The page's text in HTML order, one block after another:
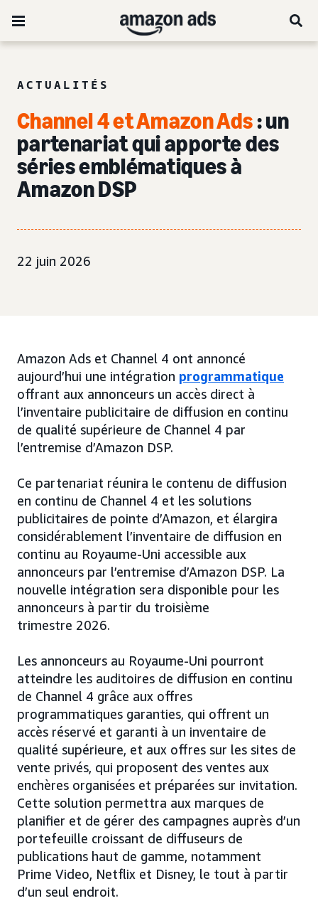
ACTUALITÉS
Channel 4 et Amazon Ads: un
partenariat qui apporte des
séries emblématiques à
Amazon DSP
22 juin 2026
Amazon Ads et Channel 4 ont annoncé
aujourd’hui une intégration programmatique
offrant aux annonceurs un accès direct à
l’inventaire publicitaire de diffusion en continu
de qualité supérieure de Channel 4 par
l’entremise d’Amazon DSP.
Ce partenariat réunira le contenu de diffusion
en continu de Channel 4 et les solutions
publicitaires de pointe d’Amazon, et élargira
considérablement l’inventaire de diffusion en
continu au Royaume-Uni accessible aux
annonceurs par l’entremise d’Amazon DSP. La
nouvelle intégration sera disponible pour les
annonceurs à partir du troisième
trimestre 2026.
Les annonceurs au Royaume-Uni pourront
atteindre les auditoires de diffusion en continu
de Channel 4 grâce aux offres
programmatiques garanties, qui offrent un
accès réservé et garanti à un inventaire de
qualité supérieure, et aux offres sur les sites de
vente privés, qui proposent des ventes aux
enchères organisées et préparées sur invitation.
Cette solution permettra aux marques de
planifier et de gérer des campagnes auprès d’un
portefeuille croissant de diffuseurs de
publications haut de gamme, notamment
Prime Video, Netflix et Disney, le tout à partir
d’un seul endroit.